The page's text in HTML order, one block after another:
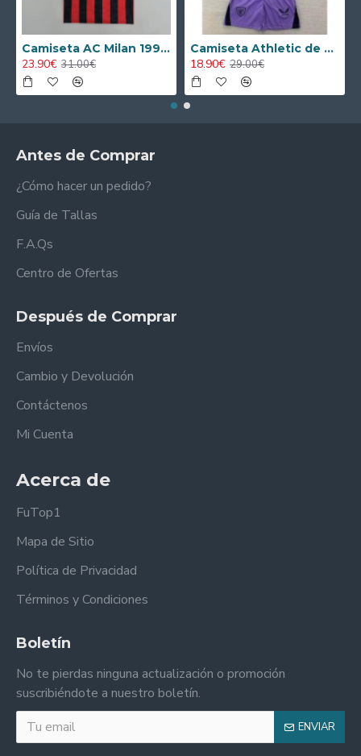
Camiseta AC Milan 1995/1996 Local Retro
23.90€ 31.00€
Camiseta Athletic de Bilbao 2024/2025 Alternativo Niño Kit
18.90€ 29.00€
Antes de Comprar
¿Cómo hacer un pedido?
Guía de Tallas
F.A.Qs
Centro de Ofertas
Después de Comprar
Envíos
Cambio y Devolución
Contáctenos
Mi Cuenta
Acerca de
FuTop1
Mapa de Sitio
Política de Privacidad
Términos y Condiciones
Boletín
No te pierdas ninguna actualización o promoción
suscribiéndote a nuestro boletín.
ENVIAR